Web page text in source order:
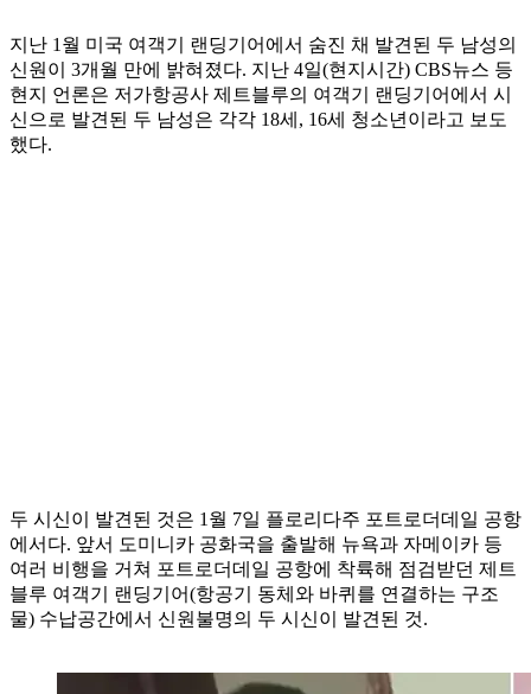
지난 1월 미국 여객기 랜딩기어에서 숨진 채 발견된 두 남성의
신원이 3개월 만에 밝혀졌다. 지난 4일(현지시간) CBS뉴스 등
현지 언론은 저가항공사 제트블루의 여객기 랜딩기어에서 시
신으로 발견된 두 남성은 각각 18세, 16세 청소년이라고 보도
했다.
두 시신이 발견된 것은 1월 7일 플로리다주 포트로더데일 공항
에서다. 앞서 도미니카 공화국을 출발해 뉴욕과 자메이카 등
여러 비행을 거쳐 포트로더데일 공항에 착륙해 점검받던 제트
블루 여객기 랜딩기어(항공기 동체와 바퀴를 연결하는 구조
물) 수납공간에서 신원불명의 두 시신이 발견된 것.